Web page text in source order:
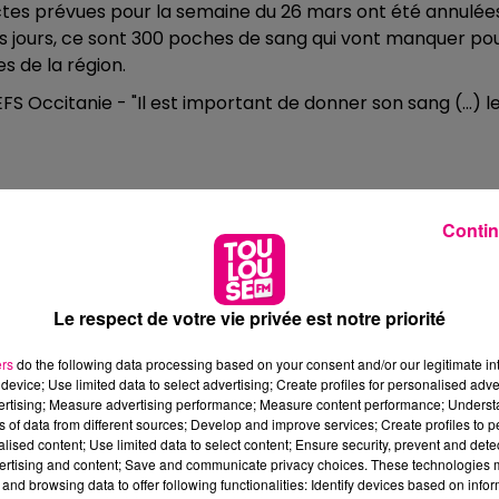
prévues pour la semaine du 26 mars ont été
jours, ce sont 300 poches de sang qui vont manquer
de la région.
Occitanie - "Il est important de donner son sang (...)
pour assurer les besoins quotidiens.
des habitants de Haute-Garonne pour
organisée à partir d’aujourd’hui au
13 et 14h30 à 18h. Quant à laMaison du don, 15 allées
la semaine. Vous pouvez donner votre sang de 10h
(dans l’hôpital) : du lundi au vendredi de 8h à 17h30
aussi contacter l’EFS Occitanie. Plus d’infos sur le
Le respect de votre vie privée est notre priorité
do the following data processing based on your consent and/or our legitimate
Use limited data to select advertising; Create profiles for personalised
Measure advertising performance; Measure content performance;
of data from different sources; Develop and improve services; Create profiles to
content; Use limited data to select content; Ensure security, prevent and
and content; Save and communicate privacy choices. These technologies
browsing data to offer following functionalities: Identify devices based on